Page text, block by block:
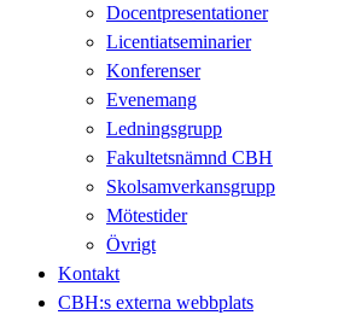
Docentpresentationer
Licentiatseminarier
Konferenser
Evenemang
Ledningsgrupp
Fakultetsnämnd CBH
Skolsamverkansgrupp
Mötestider
Övrigt
Kontakt
CBH:s externa webbplats